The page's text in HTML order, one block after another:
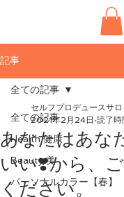
記事
全ての記事
Health 健康
Beauty 美
パーソナルカラー【春】
全ての記事
あなたはあな
いい❣️から、
ください。
セルフプロデュースサ
2021年2月24日 読了